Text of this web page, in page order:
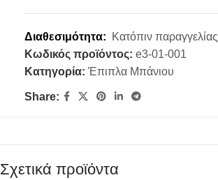
Διαθεσιμότητα:
Κατόπιν παραγγελίας
Κωδικός προϊόντος: e3-01-001
Κατηγορία: Έπιπλα Μπάνιου
Share:
Σχετικά προϊόντα